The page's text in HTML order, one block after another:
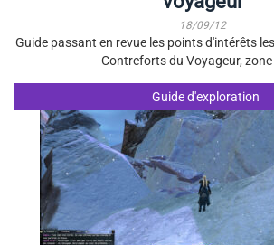
18/09/12
Guide passant en revue les points d'intérêts
Contreforts du Voyageur, zone
Guide d'exploration